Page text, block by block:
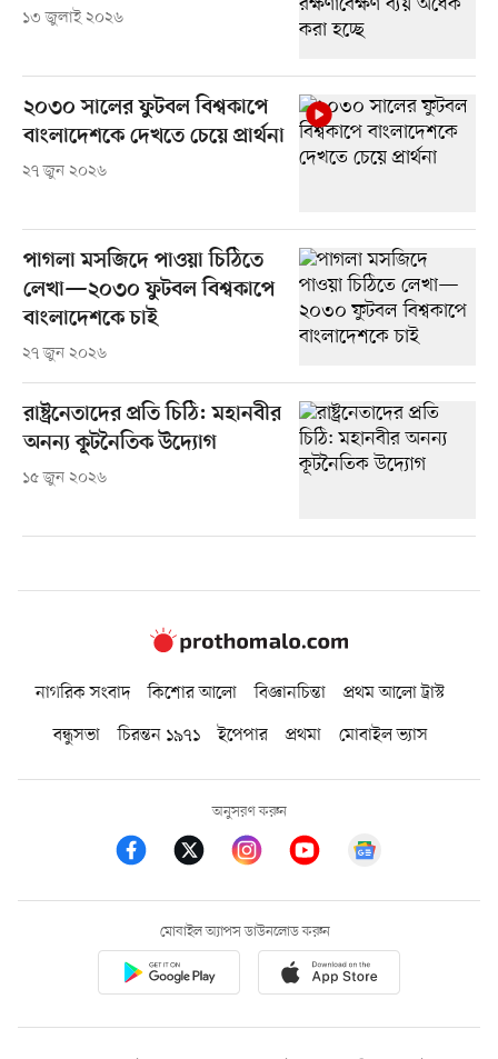
১৩ জুলাই ২০২৬
২০৩০ সালের ফুটবল বিশ্বকাপে
বাংলাদেশকে দেখতে চেয়ে প্রার্থনা
২৭ জুন ২০২৬
পাগলা মসজিদে পাওয়া চিঠিতে
লেখা—২০৩০ ফুটবল বিশ্বকাপে
বাংলাদেশকে চাই
২৭ জুন ২০২৬
রাষ্ট্রনেতাদের প্রতি চিঠি: মহানবীর
অনন্য কূটনৈতিক উদ্যোগ
১৫ জুন ২০২৬
নাগরিক সংবাদ কিশোর আলো বিজ্ঞানচিন্তা
প্রথম আলো ট্রাস্ট
বন্ধুসভা
চিরন্তন ১৯৭১ ইপেপার প্রথমা মোবাইল ভ্যাস
অনুসরণ করুন
মোবাইল অ্যাপস ডাউনলোড করুন